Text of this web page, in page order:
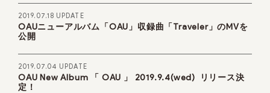
2019.07.18 UPDATE
OAUニューアルバム「OAU」収録曲「Traveler」のMVを
公開
2019.07.04 UPDATE
OAU New Album 「 OAU 」 2019.9.4(wed) リリース決
定！